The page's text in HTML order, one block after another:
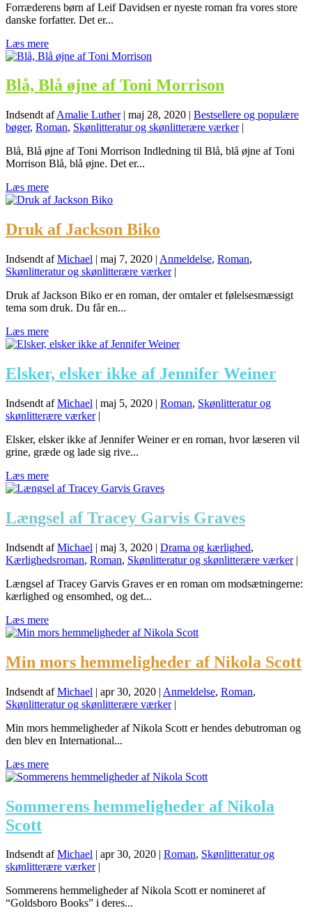
Forræderens børn af Leif Davidsen er nyeste roman fra vores store
danske forfatter. Det er...
Læs mere
Blå, Blå øjne af Toni Morrison
Indsendt afAmalie Luther| maj 28, 2020 | Bestsellere og populære
bøger, Roman, Skønlitteratur og skønlitterære værker|
Blå, Blå øjne af Toni Morrison Indledning til Blå, blå øjne af Toni
Morrison Blå, blå øjne. Det er...
Læs mere
Druk af Jackson Biko
Indsendt afMichael | maj 7, 2020 | Anmeldelse, Roman,
Skønlitteratur og skønlitterære værker|
Druk af Jackson Biko er en roman, der omtaler et følelsesmæssigt
tema som druk. Du får en...
Læs mere
Elsker, elsker ikke af Jennifer Weiner
Indsendt afMichael | maj 5, 2020 | Roman, Skønlitteratur og
skønlitterære værker|
Elsker, elsker ikke af Jennifer Weiner er en roman, hvor læseren vil
grine, græde og lade sig rive...
Læs mere
Længsel af Tracey Garvis Graves
Indsendt afMichael | maj 3, 2020 | Drama og kærlighed,
Kærlighedsroman, Roman, Skønlitteratur og skønlitterære værker|
Længsel af Tracey Garvis Graves er en roman om modsætningerne:
kærlighed og ensomhed, og det...
Læs mere
Min mors hemmeligheder af Nikola Scott
Indsendt afMichael | apr 30, 2020 | Anmeldelse, Roman,
Skønlitteratur og skønlitterære værker|
Min mors hemmeligheder af Nikola Scott er hendes debutroman og
den blev en International...
Læs mere
Sommerens hemmeligheder af Nikola
Scott
Indsendt afMichael | apr 30, 2020 | Roman, Skønlitteratur og
skønlitterære værker|
Sommerens hemmeligheder af Nikola Scott er nomineret af
“Goldsboro Books” i deres...